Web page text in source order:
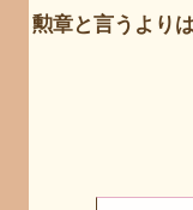
勲章と言うより